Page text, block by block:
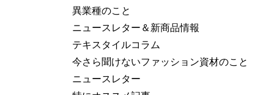
異業種のこと
ニュースレター＆新商品情報
テキスタイルコラム
今さら聞けないファッション資材のこと
ニュースレター